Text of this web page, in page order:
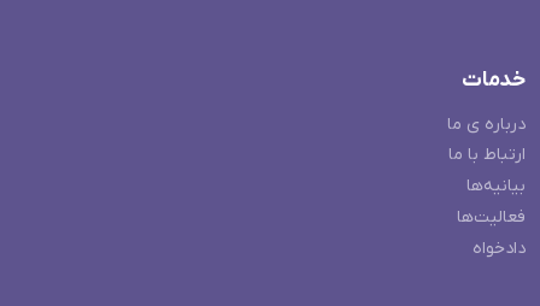
خدمات
درباره ی ما
ارتباط با ما
بیانیه‌ها
فعالیت‌ها
دادخواه